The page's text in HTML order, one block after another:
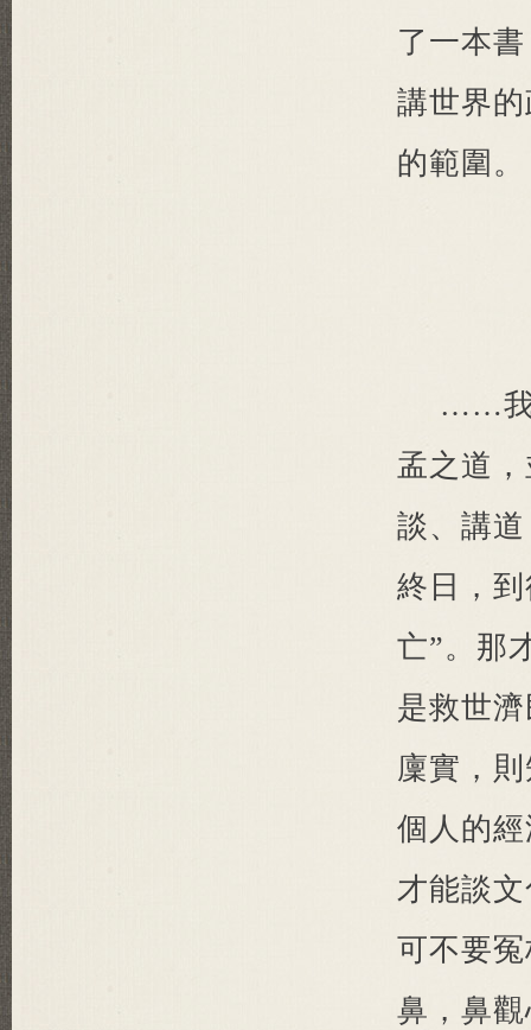
了一本
講世界
的範圍。
……我
孟之道
談、講
終日，
亡”。那
是救世
廩實，
個人的
才能談
可不要
鼻，鼻